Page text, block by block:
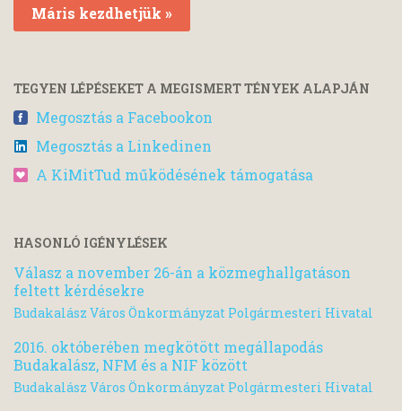
Máris kezdhetjük »
TEGYEN LÉPÉSEKET A MEGISMERT TÉNYEK ALAPJÁN
Megosztás a Facebookon
Megosztás a Linkedinen
A KiMitTud működésének támogatása
HASONLÓ IGÉNYLÉSEK
Válasz a november 26-án a közmeghallgatáson
feltett kérdésekre
Budakalász Város Önkormányzat Polgármesteri Hivatal
2016. októberében megkötött megállapodás
Budakalász, NFM és a NIF között
Budakalász Város Önkormányzat Polgármesteri Hivatal